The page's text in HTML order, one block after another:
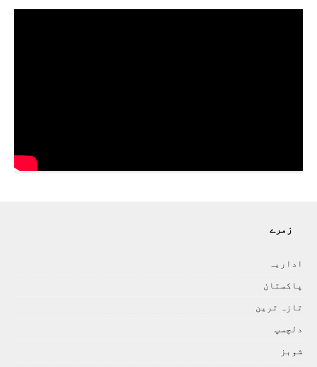
زمرے
اداريہ
پاکستان
تازہ ترين
دلچسپ
شوبز